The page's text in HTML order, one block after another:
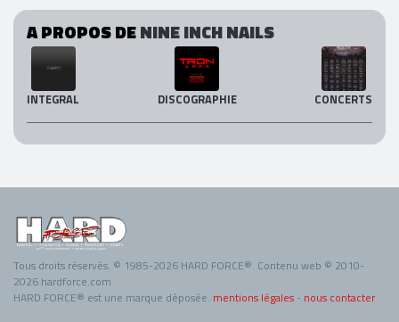
A PROPOS DENINE INCH NAILS
INTEGRAL DISCOGRAPHIE CONCERTS
Tous droits réservés. © 1985-2026 HARD FORCE®. Contenu web © 2010-
2026 hardforce.com
HARD FORCE® est une marque déposée. mentions légales - nous contacter